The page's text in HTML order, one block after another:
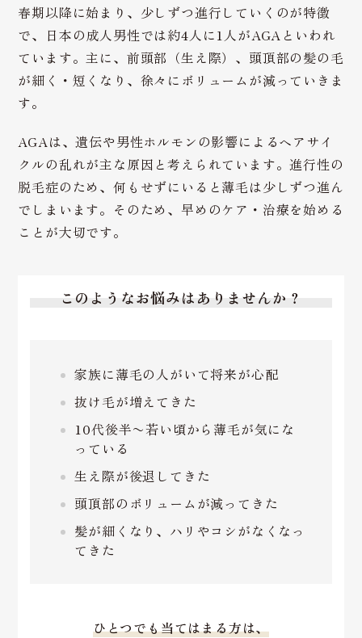
春期以降に始まり、少しずつ進行していくのが特徴
で、日本の成人男性では約4人に1人がAGAといわれ
ています。主に、前頭部（生え際）、頭頂部の髪の毛
が細く・短くなり、徐々にボリュームが減っていきま
す。
AGAは、遺伝や男性ホルモンの影響によるヘアサイ
クルの乱れが主な原因と考えられています。進行性の
脱毛症のため、何もせずにいると薄毛は少しずつ進ん
でしまいます。そのため、早めのケア・治療を始める
ことが大切です。
このようなお悩みはありませんか？
家族に薄毛の人がいて将来が心配
抜け毛が増えてきた
10代後半〜若い頃から薄毛が気にな
っている
生え際が後退してきた
頭頂部のボリュームが減ってきた
髪が細くなり、ハリやコシがなくなっ
てきた
ひとつでも当てはまる方は、